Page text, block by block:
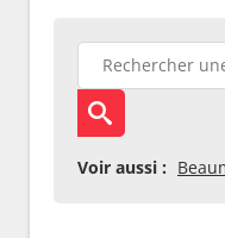
Voir aussi :